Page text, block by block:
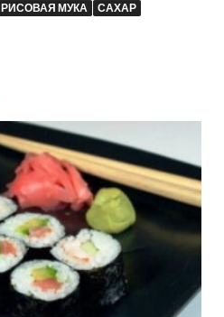
РИСОВАЯ МУКА
САХАР